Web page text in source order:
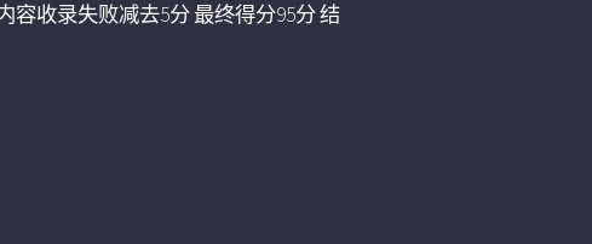
容收录失败减去5分 最终得分95分 结